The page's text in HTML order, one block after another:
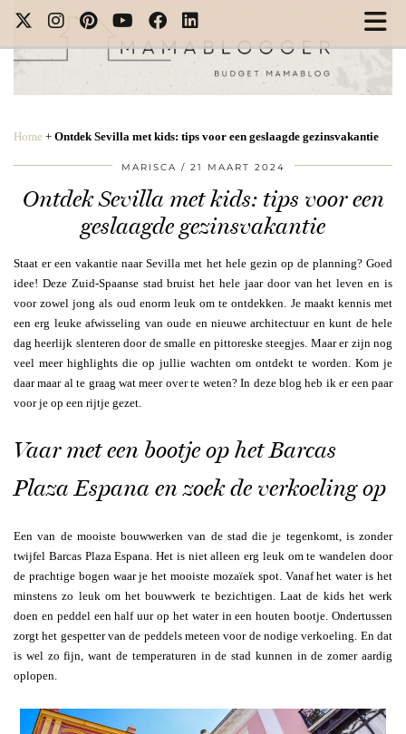
Home + Ontdek Sevilla met kids: tips voor een geslaagde gezinsvakantie
MARISCA 21 MAART 2024
Ontdek Sevilla met kids: tips voor een
geslaagde gezinsvakantie
Staat er een vakantie naar Sevilla met het hele gezin op de planning? Goed
idee! Deze Zuid-Spaanse stad bruist het hele jaar door van het leven en is
voor zowel jong als oud enorm leuk om te ontdekken. Je maakt kennis met
een erg leuke afwisseling van oude en nieuwe architectuur en kunt de hele
dag heerlijk slenteren door de smalle en pittoreske steegjes. Maar er zijn nog
veel meer highlights die op jullie wachten om ontdekt te worden. Kom je
daar maar al te graag wat meer over te weten? In deze blog heb ik er een paar
voor je op een rijtje gezet.
Vaar met een bootje op het Barcas
Plaza Espana en zoek de verkoeling op
Een van de mooiste bouwwerken van de stad die je tegenkomt, is zonder
twijfel Barcas Plaza Espana. Het is niet alleen erg leuk om te wandelen door
de prachtige bogen waar je het mooiste mozaïek spot. Vanaf het water is het
minstens zo leuk om het bouwwerk te bezichtigen. Laat de kids het werk
doen en peddel een half uur op het water in een houten bootje. Ondertussen
zorgt het gespetter van de peddels meteen voor de nodige verkoeling. En dat
is wel zo fijn, want de temperaturen in de stad kunnen in de zomer aardig
oplopen.